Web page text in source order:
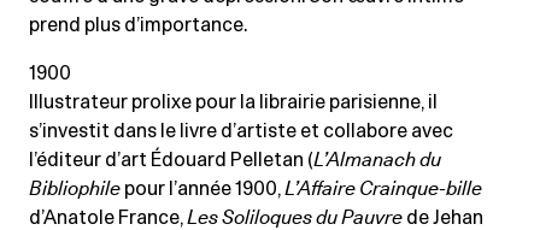
prend plus d’importance.
1900
Illustrateur prolixe pour la librairie parisienne, il
s’investit dans le livre d’artiste et collabore avec
l’éditeur d’art Édouard Pelletan (L’Almanach du
Bibliophile pour l’année 1900,L’Affaire Crainque-bille
d’Anatole France,Les Soliloques du Pauvre de Jehan